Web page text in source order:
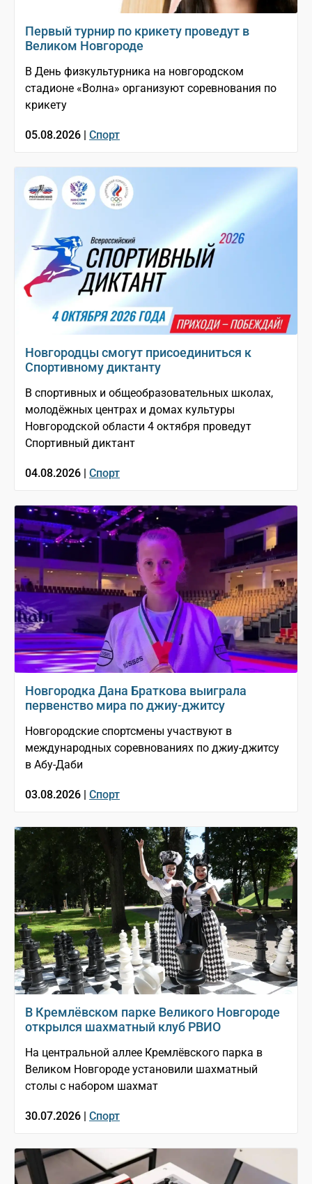
Первый турнир по крикету проведут в
Великом Новгороде
В День физкультурника на новгородском
стадионе «Волна» организуют соревнования по
крикету
05.08.2026 | Спорт
Новгородцы смогут присоединиться к
Спортивному диктанту
В спортивных и общеобразовательных школах,
молодёжных центрах и домах культуры
Новгородской области 4 октября проведут
Спортивный диктант
04.08.2026 | Спорт
Новгородка Дана Браткова выиграла
первенство мира по джиу-джитсу
Новгородские спортсмены участвуют в
международных соревнованиях по джиу-джитсу
в Абу-Даби
03.08.2026 | Спорт
В Кремлёвском парке Великого Новгороде
открылся шахматный клуб РВИО
На центральной аллее Кремлёвского парка в
Великом Новгороде установили шахматный
столы с набором шахмат
30.07.2026 | Спорт